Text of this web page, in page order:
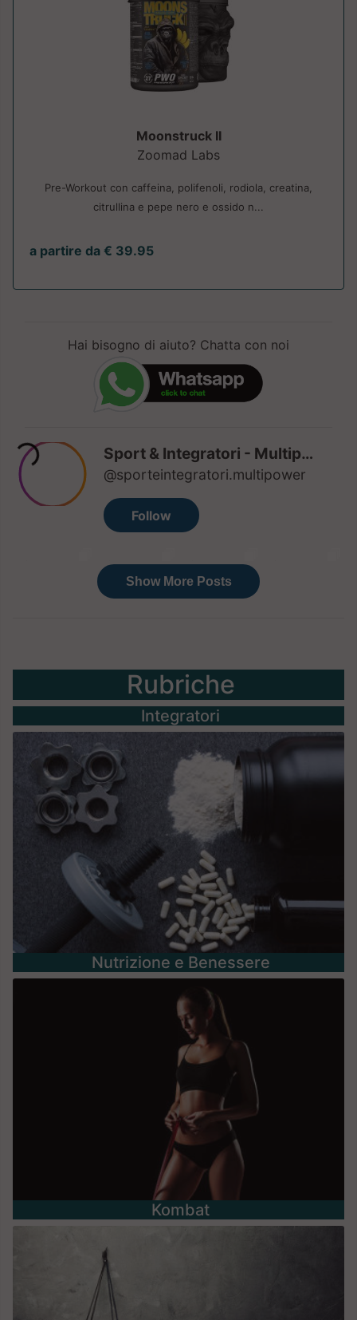
Moonstruck II
Zoomad Labs
Pre-Workout con caffeina, polifenoli, rodiola, creatina,
citrullina e pepe nero e ossido n...
a partire da € 39.95
Hai bisogno di aiuto? Chatta con noi
Rubriche
Integratori
Nutrizione e Benessere
Kombat